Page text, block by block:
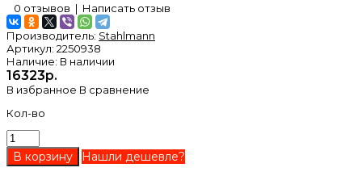
0 отзывов | Написать отзыв
Производитель: Stahlmann
Артикул: 2250938
Наличие: В наличии
16323р.
В избранное В сравнение
Кол-во
Нашли дешевле?